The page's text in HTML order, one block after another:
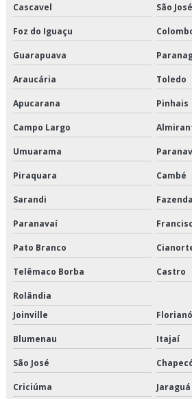
Transporte dedicado de alimentos são
Transporte dedicado empresa
Transporte e distribuição logística
Transporte e logística
Transporte fracionado de alimentos
Transporte fracionado de alimentos
Transporte fracionado de alimentos
Transporte fracionado de alimentos
Transporte fracionado são paulo
Transporte produtos congelados em
Transporte produtos congelados em sp
Cascavel São
Foz do Iguaçu
Guarapuava
Araucária Toledo
Apucarana Pinhais
Campo Largo
Umuarama
Piraquara Cambé
Sarandi
Paranavaí
Pato Branco
Telêmaco Borba Castro
Rolândia
Joinville
Blumenau Itajaí
São José
Criciúma